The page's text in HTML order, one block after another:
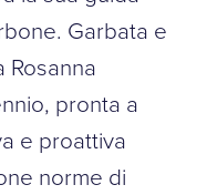
Garbata e
pronta a
e proattiva
norme di